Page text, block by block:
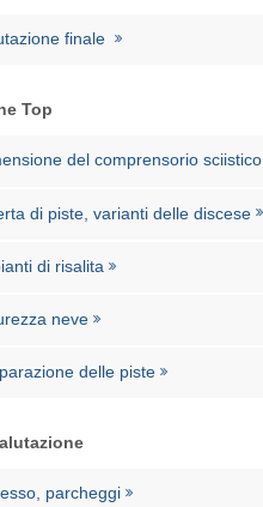
finale
Top
del comprensorio sciistico
di piste, varianti delle discese
di risalita
neve
delle piste
parcheggi